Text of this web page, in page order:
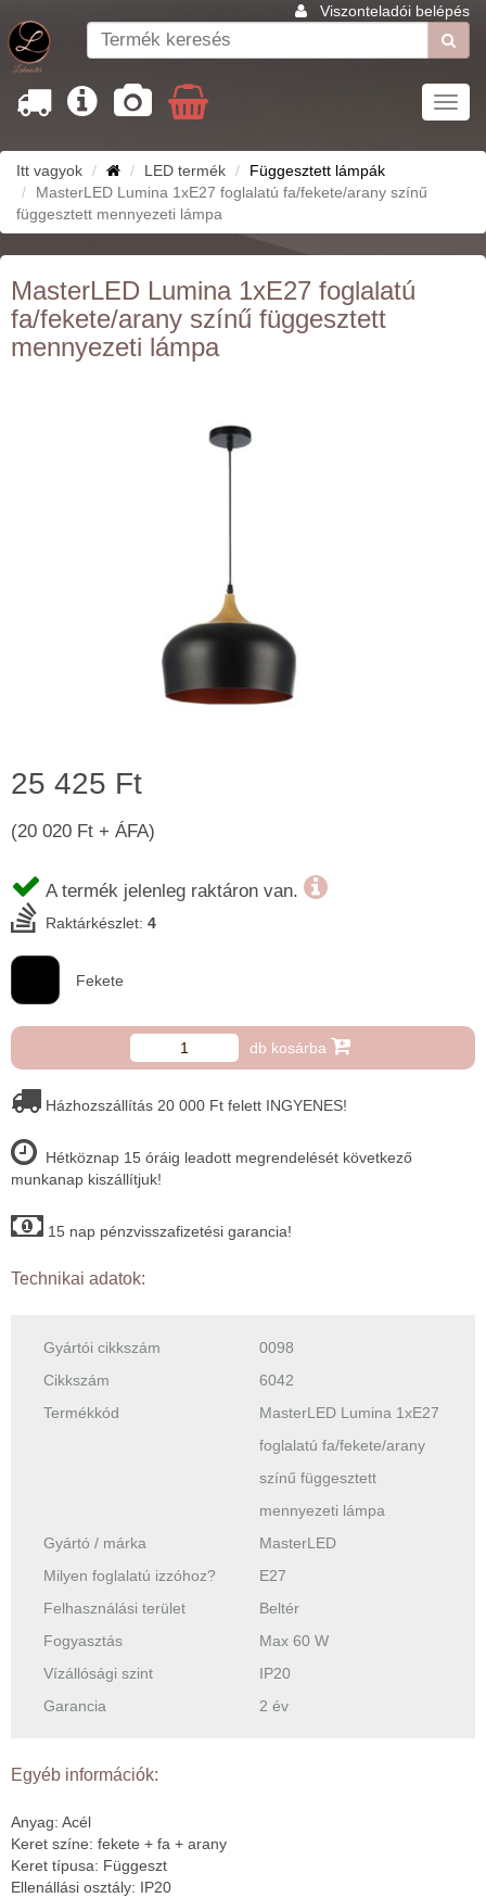
Viszonteladói belépés
Itt vagyok LED termék
Függesztett lámpák
MasterLED Lumina 1xE27 foglalatú fa/fekete/arany színű
függesztett mennyezeti lámpa
MasterLED Lumina 1xE27 foglalatú
fa/fekete/arany színű függesztett
mennyezeti lámpa
25 425 Ft
(20 020 Ft + ÁFA)
A termék jelenleg raktáron van.
Raktárkészlet: 4
Fekete
db kosárba
Házhozszállítás 20 000 Ft felett INGYENES!
Hétköznap 15 óráig leadott megrendelését következő
munkanap kiszállítjuk!
15 nap pénzvisszafizetési garancia!
Technikai adatok:
Gyártói cikkszám
0098
Cikkszám
6042
Termékkód
MasterLED Lumina 1xE27
foglalatú fa/fekete/arany
színű függesztett
mennyezeti lámpa
Gyártó / márka
MasterLED
Milyen foglalatú izzóhoz?
E27
Felhasználási terület
Beltér
Fogyasztás
Max 60 W
Vízállósági szint
IP20
Garancia
2 év
Egyéb információk:
Anyag: Acél
Keret színe: fekete + fa + arany
Keret típusa: Függeszt
Ellenállási osztály: IP20